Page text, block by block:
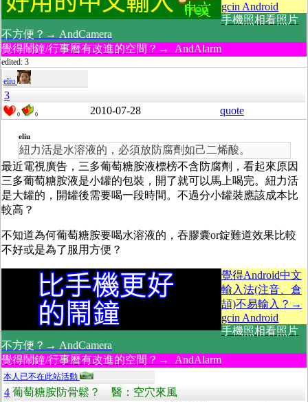
gcin Android
手機照相看照片
不方便？→ AndCamera
覺得鬧鐘/行事曆有改進的空間？→ AndAlarm
edited: 3
eliu
3
0 0 2010-07-28 quote
eliu
紐力活是水溶液的，必須放防腐劑如己二烯酸。
最近電視廣告，三多葡萄糖胺液標榜不含防腐劑，看起來原因
三多葡萄糖胺液是小罐的包裝，開了就可以馬上喝完。紐力活
是大罐的，開罐後需要喝一段時間。不過分小罐裝應該成本比
較高？
不知道為何葡萄糖胺要喝水溶液的，吞膠囊or錠難道效果比較
不好或是為了服用方便？
覺得Android中文
輸入法(注音、倉
頡)不易輸入？→
gcin Android
手機照相看照片
不方便？→ AndCamera
覺得鬧鐘/行事曆有改進的空間？→ AndAlarm
本人已不在此站活動
4 葡萄糖胺防骨鬆？ 醫：空穴來風